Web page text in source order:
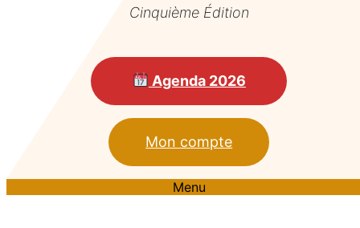
Cinquième Édition
Agenda 2026
Mon compte
Menu